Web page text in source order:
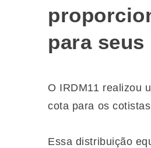
para
O IRDM11 realizou
cota para os
Essa distribuição